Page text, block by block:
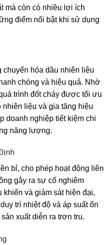
mà còn có nhiều lợi ích
điểm nổi bật khi sử dụng
chuyển hóa dầu nhiên liệu
chóng và hiệu quả. Nhờ
trình đốt cháy được tối ưu
nhiên liệu và gia tăng hiệu
doanh nghiệp tiết kiệm chi
năng lượng.
bỉ, cho phép hoạt động liên
gây ra sự cố nghiêm
khiển và giám sát hiện đại,
trì nhiệt độ và áp suất ổn
xuất diễn ra trơn tru.